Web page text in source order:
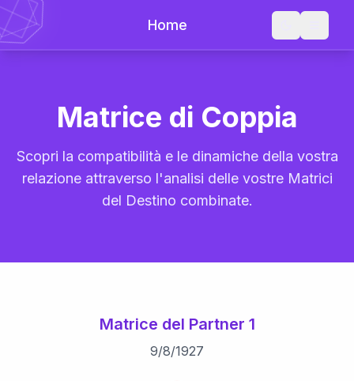
Home
Matrice di Coppia
Scopri la compatibilità e le dinamiche della vostra
relazione attraverso l'analisi delle vostre Matrici
del Destino combinate.
Matrice del Partner 1
9/8/1927